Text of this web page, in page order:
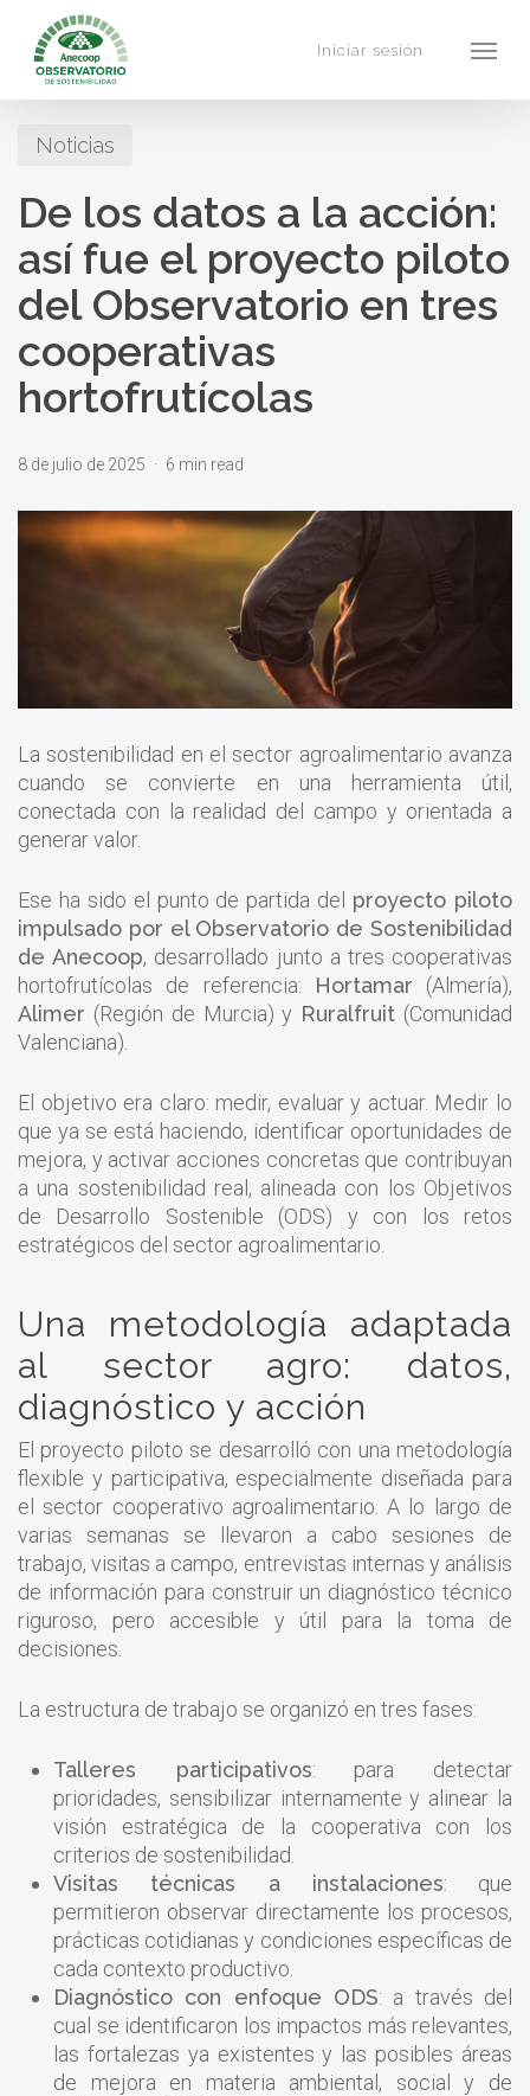
main
content
Iniciar sesión
Noticias
De los datos a la acción:
así fue el proyecto piloto
del Observatorio en tres
cooperativas
hortofrutícolas
8 de julio de 2025 6 min read
La sostenibilidad en el sector agroalimentario avanza
cuando se convierte en una herramienta útil,
conectada con la realidad del campo y orientada a
generar valor.
Ese ha sido el punto de partida del proyecto piloto
impulsado por el Observatorio de Sostenibilidad
de Anecoop, desarrollado junto a tres cooperativas
hortofrutícolas de referencia:
Hortamar (Almería),
Alimer (Región de Murcia) y Ruralfruit (Comunidad
Valenciana).
El objetivo era claro: medir, evaluar y actuar. Medir lo
que ya se está haciendo, identificar oportunidades de
mejora, y activar acciones concretas que contribuyan
a una sostenibilidad real, alineada con los Objetivos
de Desarrollo Sostenible (ODS) y con los retos
estratégicos del sector agroalimentario.
Una metodología adaptada
al sector agro: datos,
diagnóstico y acción
El proyecto piloto se desarrolló con una metodología
flexible y participativa, especialmente diseñada para
el sector cooperativo agroalimentario. A lo largo de
varias semanas se llevaron a cabo sesiones de
trabajo, visitas a campo, entrevistas internas y análisis
de información para construir un diagnóstico técnico
riguroso, pero accesible y útil para la toma de
decisiones.
La estructura de trabajo se organizó en tres fases:
Talleres participativos: para detectar
prioridades, sensibilizar internamente y alinear la
visión estratégica de la cooperativa con los
criterios de sostenibilidad.
Visitas técnicas a instalaciones: que
permitieron observar directamente los procesos,
prácticas cotidianas y condiciones específicas de
cada contexto productivo.
Diagnóstico con enfoque ODS: a través del
cual se identificaron los impactos más relevantes,
las fortalezas ya existentes y las posibles áreas
de mejora en materia ambiental, social y de